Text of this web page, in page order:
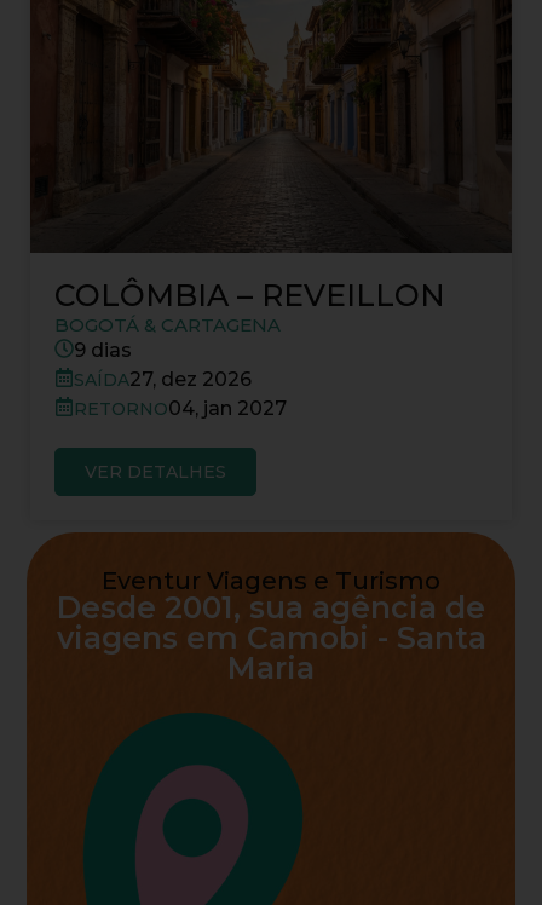
COLÔMBIA – REVEILLON
BOGOTÁ & CARTAGENA
9 dias
SAÍDA27, dez 2026
RETORNO04, jan 2027
VER DETALHES
Eventur Viagens e Turismo
Desde 2001, sua agência de
viagens em Camobi - Santa
Maria